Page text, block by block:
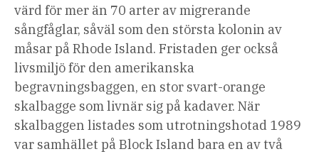
värd för mer än 70 arter av migrerande
sångfåglar, såväl som den största kolonin av
måsar på Rhode Island. Fristaden ger också
livsmiljö för den amerikanska
begravningsbaggen, en stor svart-orange
skalbagge som livnär sig på kadaver. När
skalbaggen listades som utrotningshotad 1989
var samhället på Block Island bara en av två